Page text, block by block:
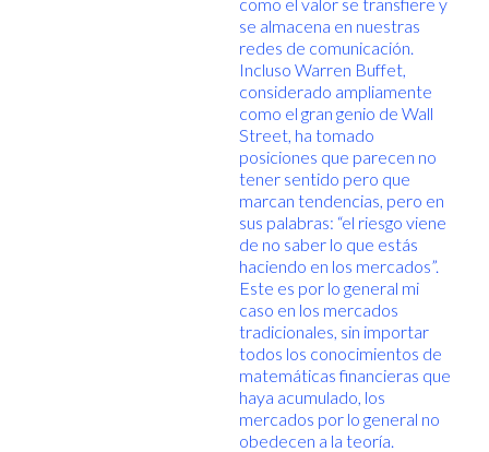
se almacena en nuestras
redes de comunicación.
Incluso Warren Buffet,
considerado ampliamente
como el gran genio de Wall
Street, ha tomado
posiciones que parecen no
tener sentido pero que
marcan tendencias, pero en
sus palabras: “el riesgo viene
de no saber lo que estás
haciendo en los mercados”.
Este es por lo general mi
caso en los mercados
tradicionales, sin importar
todos los conocimientos de
matemáticas financieras que
haya acumulado, los
mercados por lo general no
obedecen a la teoría.